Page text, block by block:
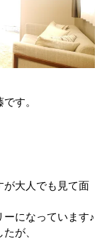
す。
が大人でも見て面
になっています♪
が、